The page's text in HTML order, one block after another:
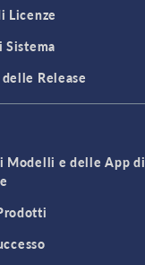
Licenze
Sistema
Release
Modelli e delle App di